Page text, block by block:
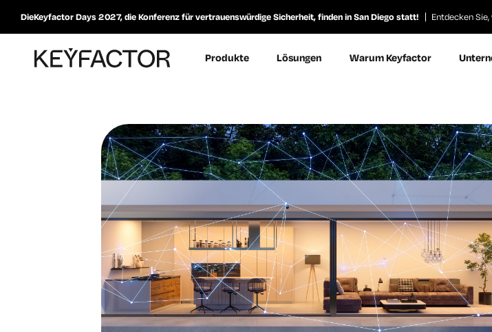
DieKeyfactor Days 2027, die Konferenz für vertrauenswürdige Sicherheit, finden in San Diego statt! Entdecken Sie,
Produkte Lösungen Warum Keyfactor